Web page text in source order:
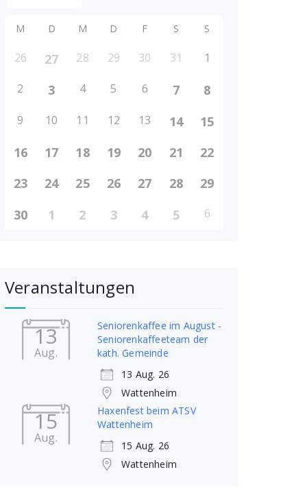
M D M D F S S
26 27 28 29 30 31 1
2 3 4 5 6 7 8
9 10 11 12 13 14
15
16
17 18 19 20 21
22
23
24 25 26 27 28
29
30
1 2 3 4 5 6
Veranstaltungen
13
Aug.
Seniorenkaffee im August -
Seniorenkaffeeteam der
kath. Gemeinde
13 Aug. 26
Wattenheim
15
Aug.
Haxenfest beim ATSV
Wattenheim
15 Aug. 26
Wattenheim